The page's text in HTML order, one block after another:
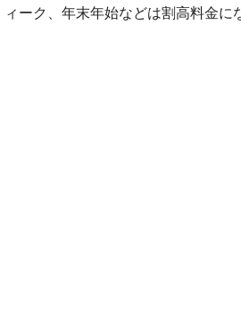
ィーク、年末年始などは割高料金に